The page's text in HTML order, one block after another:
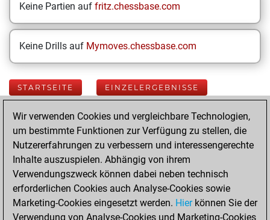
Keine Partien auf fritz.chessbase.com
Keine Drills auf Mymoves.chessbase.com
STARTSEITE EINZELERGEBNISSE
Your Latest App
Activity
Freitag, Juni 26,
2026
Wir verwenden Cookies und vergleichbare Technologien,
um bestimmte Funktionen zur Verfügung zu stellen, die
Nutzererfahrungen zu verbessern und interessengerechte
Inhalte auszuspielen. Abhängig von ihrem
Verwendungszweck können dabei neben technisch
erforderlichen Cookies auch Analyse-Cookies sowie
Marketing-Cookies eingesetzt werden. Hierkönnen Sie der
Verwendung von Analyse-Cookies und Marketing-Cookies